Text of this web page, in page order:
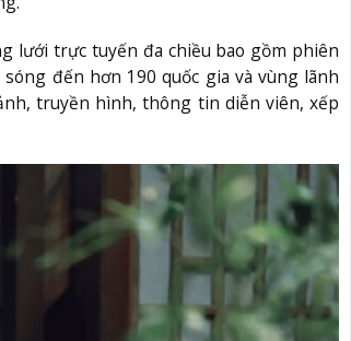
lưới trực tuyến đa chiều bao gồm phiên
đến hơn 190 quốc gia và vùng lãnh
truyền hình, thông tin diễn viên, xếp